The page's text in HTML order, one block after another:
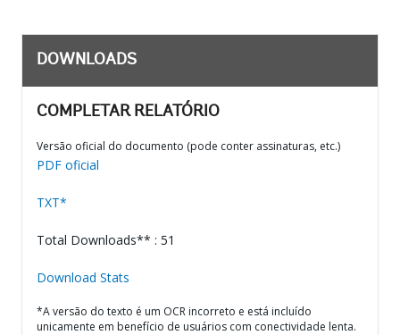
DOWNLOADS
COMPLETAR RELATÓRIO
Versão oficial do documento (pode conter assinaturas, etc.)
PDF oficial
TXT*
Total Downloads** : 51
Download Stats
*A versão do texto é um OCR incorreto e está incluído
unicamente em benefício de usuários com conectividade lenta.